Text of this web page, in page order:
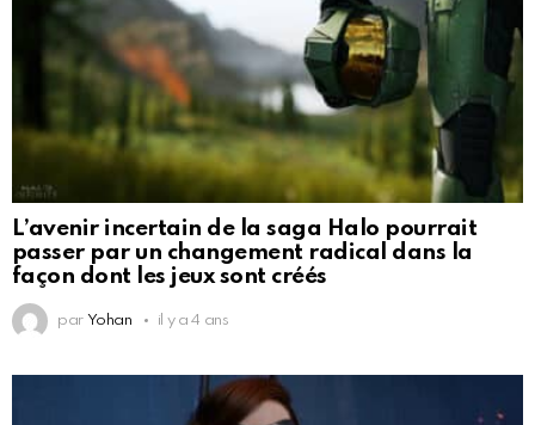
L’avenir incertain de la saga Halo pourrait
passer par un changement radical dans la
façon dont les jeux sont créés
par Yohan il y a 4 ans